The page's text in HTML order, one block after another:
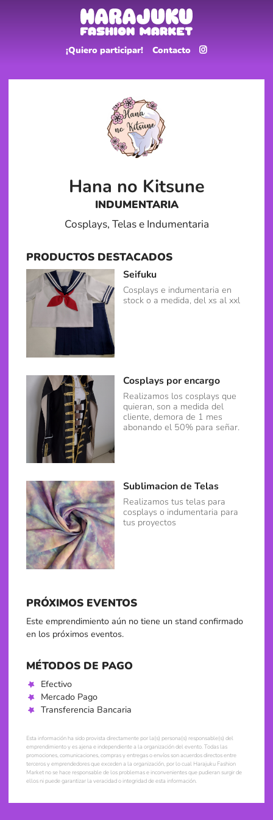
¡Quiero participar! Contacto
Hana no Kitsune
INDUMENTARIA
Cosplays, Telas e Indumentaria
PRODUCTOS DESTACADOS
Seifuku
Cosplays e indumentaria en
stock o a medida, del xs al xxl
Cosplays por encargo
Realizamos los cosplays que
quieran, son a medida del
cliente, demora de 1 mes
abonando el 50% para señar.
Sublimacion de Telas
Realizamos tus telas para
cosplays o indumentaria para
tus proyectos
PRÓXIMOS EVENTOS
Este emprendimiento aún no tiene un stand confirmado
en los próximos eventos.
MÉTODOS DE PAGO
Efectivo
Mercado Pago
Transferencia Bancaria
Esta información ha sido provista directamente por la(s) persona(s) responsable(s) del
emprendimiento y es ajena e independiente a la organización del evento. Todas las
promociones, comunicaciones, compras y entregas o envíos son acuerdos directos entre
terceros y emprendedores que exceden a la organización, por lo cual Harajuku Fashion
Market no se hace responsable de los problemas e inconvenientes que pudieran surgir de
ellos ni puede garantizar la veracidad o integridad de esta información.